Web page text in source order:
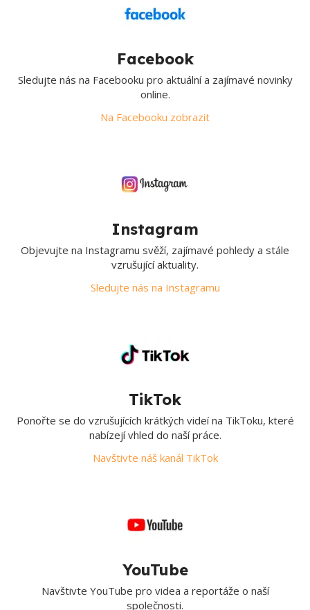
Facebook
Sledujte nás na Facebooku pro aktuální a zajímavé novinky
online.
Na Facebooku zobrazit
Instagram
Objevujte na Instagramu svěží, zajímavé pohledy a stále
vzrušující aktuality.
Sledujte nás na Instagramu
TikTok
Ponořte se do vzrušujících krátkých videí na TikToku, které
nabízejí vhled do naší práce.
Navštivte náš kanál TikTok
YouTube
Navštivte YouTube pro videa a reportáže o naší
společnosti.